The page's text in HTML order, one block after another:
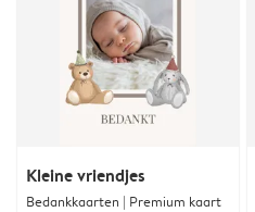
Kleine vriendjes
Bedankkaarten | Premium kaart